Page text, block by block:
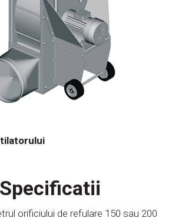
Specificatii
orificiului de refulare 150 sau 200